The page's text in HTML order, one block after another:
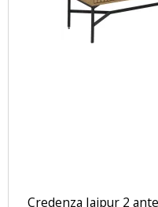
Credenza Jaipur 2